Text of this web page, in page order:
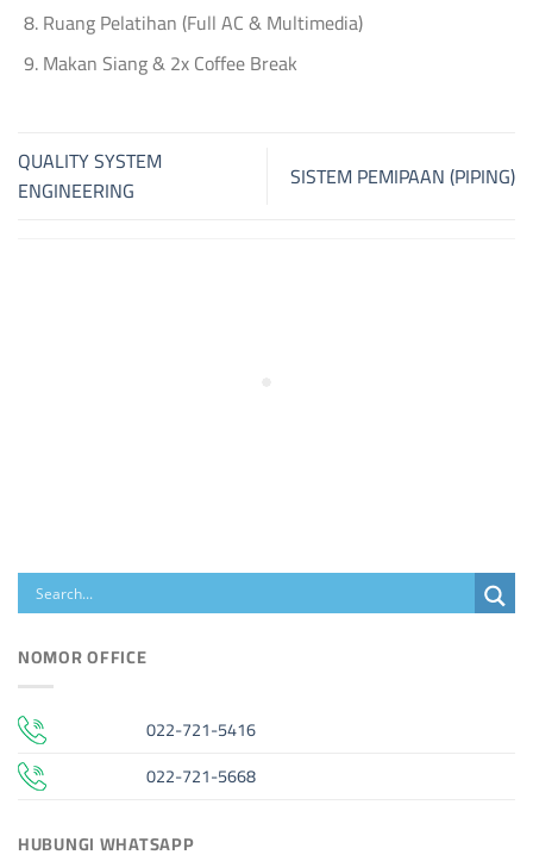
Ruang Pelatihan (Full AC & Multimedia)
Makan Siang & 2x Coffee Break
QUALITY SYSTEM
ENGINEERING
SISTEM PEMIPAAN (PIPING)
NOMOR OFFICE
022-721-5416
022-721-5668
HUBUNGI WHATSAPP